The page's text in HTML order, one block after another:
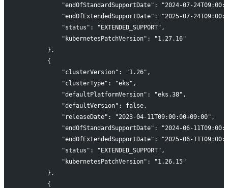
"endOfStandardSupportDate": "2024-07-
"endOfExtendedSupportDate": "2025-07-
            "status": "EXTENDED_SUPPORT",
            "kubernetesPatchVersion": "1.27.16"
        },
        {
            "clusterVersion": "1.26",
            "clusterType": "eks",
            "defaultPlatformVersion": "eks.38",
            "defaultVersion": false,
            "releaseDate": "2023-04-11T09:00:00+09:00",
"endOfStandardSupportDate": "2024-06-
"endOfExtendedSupportDate": "2025-06-
            "status": "EXTENDED_SUPPORT",
            "kubernetesPatchVersion": "1.26.15"
        },
        {